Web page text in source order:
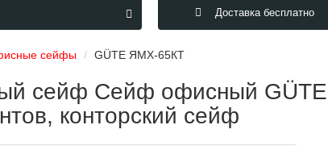
Доставка бесплатно
сейфы GÜTE ЯМХ-65КТ
сейф Сейф офисный
конторский сейф